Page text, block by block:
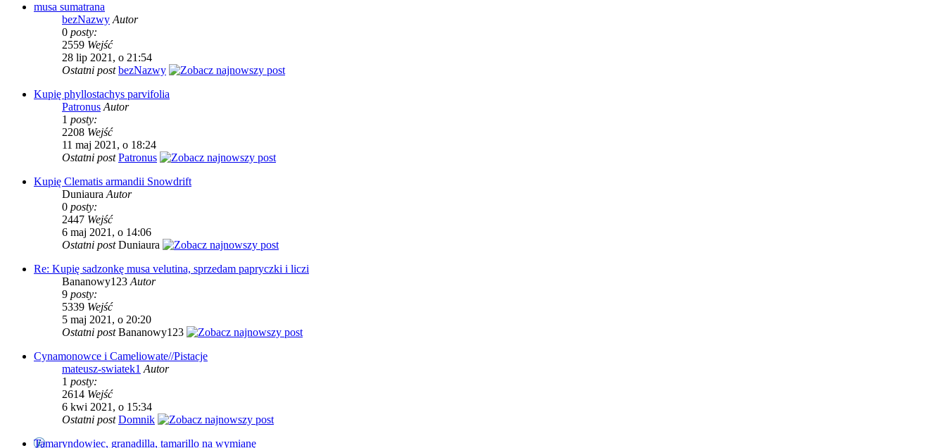
musa sumatrana
bezNazwy Autor
0 posty:
2559 Wejść
28 lip 2021, o 21:54
Ostatni postbezNazwy
Kupię phyllostachys parvifolia
Patronus Autor
1 posty:
2208 Wejść
11 maj 2021, o 18:24
Ostatni postPatronus
Kupię Clematis armandii Snowdrift
Duniaura Autor
0 posty:
2447 Wejść
6 maj 2021, o 14:06
Ostatni postDuniaura
Re: Kupię sadzonkę musa velutina, sprzedam papryczki i liczi
Bananowy123 Autor
9 posty:
5339 Wejść
5 maj 2021, o 20:20
Ostatni postBananowy123
Cynamonowce i Cameliowate//Pistacje
mateusz-swiatek1 Autor
1 posty:
2614 Wejść
6 kwi 2021, o 15:34
Ostatni postDomnik
Tamaryndowiec, granadilla, tamarillo na wymianę